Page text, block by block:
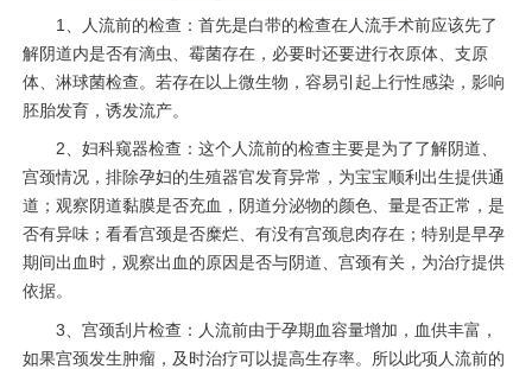
1、人流前的检查：首先是白带的检查在人流手术前应该先了
解阴道内是否有滴虫、霉菌存在，必要时还要进行衣原体、支原
体、淋球菌检查。若存在以上微生物，容易引起上行性感染，影响
胚胎发育，诱发流产。
2、妇科窥器检查：这个人流前的检查主要是为了了解阴道、
宫颈情况，排除孕妇的生殖器官发育异常，为宝宝顺利出生提供通
道；观察阴道黏膜是否充血，阴道分泌物的颜色、量是否正常，是
否有异味；看看宫颈是否糜烂、有没有宫颈息肉存在；特别是早孕
期间出血时，观察出血的原因是否与阴道、宫颈有关，为治疗提供
依据。
3、宫颈刮片检查：人流前由于孕期血容量增加，血供丰富，
如果宫颈发生肿瘤，及时治疗可以提高生存率。所以此项人流前的